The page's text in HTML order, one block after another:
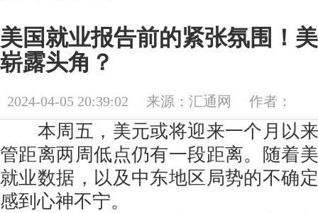
美国就业报告前的紧张氛围！
崭露头角？
2024-04-05 20:39:02 来源：汇通网 作者：
本周五，美元或将迎来一个月以来
管距离两周低点仍有一段距离。随着
就业数据，以及中东地区局势的不确
感到心神不宁。